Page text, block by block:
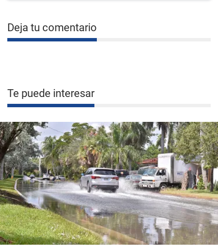
Deja tu comentario
Te puede interesar